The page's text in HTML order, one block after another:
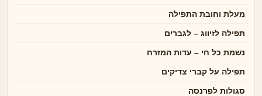
מעלת וחובת התפילה
תפילה לזיווג – לגברים
נשמת כל חי – עדות המזרח
תפילה על קברי צדיקים
סגולות לפרנסה